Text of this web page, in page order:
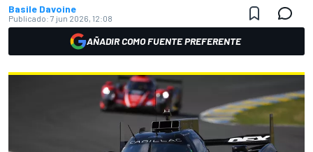
Basile Davoine
Publicado: 7 jun 2026, 12:08
AÑADIR COMO FUENTE PREFERENTE